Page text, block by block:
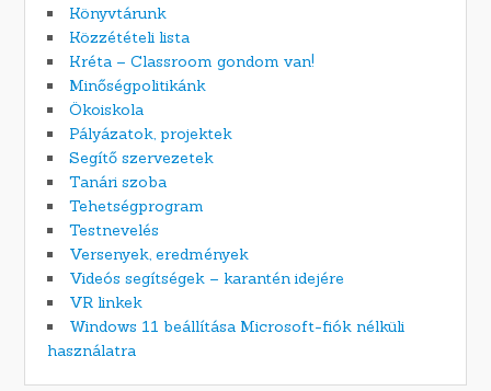
Könyvtárunk
Közzétételi lista
Kréta – Classroom gondom van!
Minőségpolitikánk
Ökoiskola
Pályázatok, projektek
Segítő szervezetek
Tanári szoba
Tehetségprogram
Testnevelés
Versenyek, eredmények
Videós segítségek – karantén idejére
VR linkek
Windows 11 beállítása Microsoft-fiók nélküli
használatra